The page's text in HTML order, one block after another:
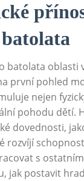
batolata oblasti
první pohled
nejen
pohodu dětí.
dovednosti,
rozvíjí
s
jak postavit